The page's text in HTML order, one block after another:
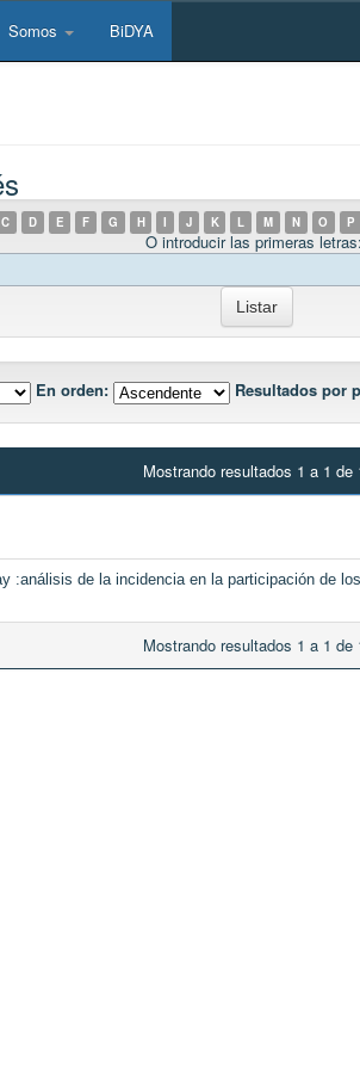
Somos BiDYA
C D E F G H I J K L M N O P
O introducir las primeras letras:
En orden: Resultados por
Mostrando resultados 1 a 1 de
:análisis de la incidencia en la participación de
Mostrando resultados 1 a 1 de